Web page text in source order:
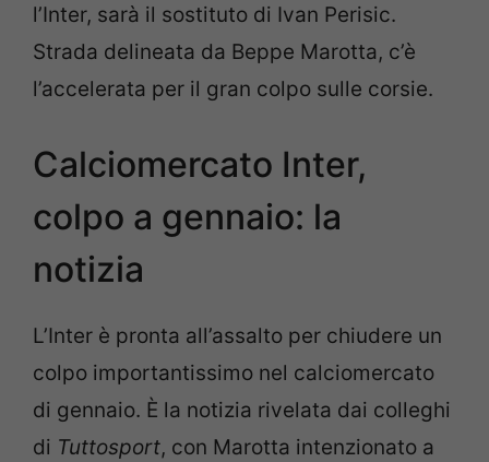
l’Inter, sarà il sostituto di Ivan Perisic.
Strada delineata da Beppe Marotta, c’è
l’accelerata per il gran colpo sulle corsie.
Calciomercato Inter,
colpo a gennaio: la
notizia
L’Inter è pronta all’assalto per chiudere un
colpo importantissimo nel calciomercato
di gennaio. È la notizia rivelata dai colleghi
di Tuttosport, con Marotta intenzionato a